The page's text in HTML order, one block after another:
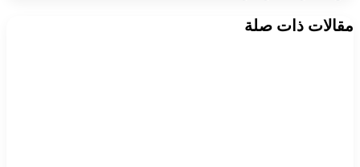
مقالات ذات صلة